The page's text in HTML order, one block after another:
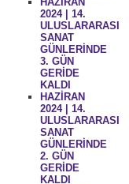
2024 | 14.
ULUSLARARASI
SANAT
GÜNLERİNDE
3. GÜN
GERİDE
KALDI
HAZİRAN
2024 | 14.
ULUSLARARASI
SANAT
GÜNLERİNDE
2. GÜN
GERİDE
KALDI